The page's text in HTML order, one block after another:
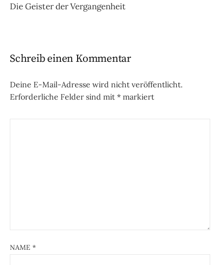
Die Geister der Vergangenheit
Schreib einen Kommentar
Deine E-Mail-Adresse wird nicht veröffentlicht.
Erforderliche Felder sind mit * markiert
NAME *